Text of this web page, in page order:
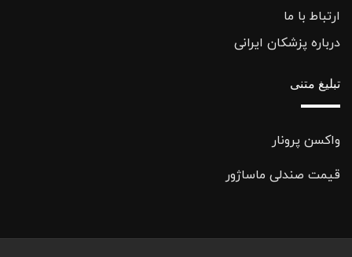
ارتباط با ما
درباره پزشکان ایرانی
تبلیغ متنی
واکسن پرونار
قیمت صندلی ماساژور